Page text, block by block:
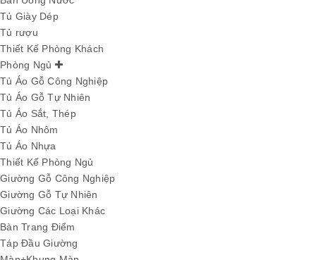
Tủ Giày Dép
Tủ rượu
Thiết Kế Phòng Khách
Phòng Ngủ
Tủ Áo Gỗ Công Nghiệp
Tủ Áo Gỗ Tự Nhiên
Tủ Áo Sắt, Thép
Tủ Áo Nhôm
Tủ Áo Nhựa
Thiết Kế Phòng Ngủ
Giường Gỗ Công Nghiệp
Giường Gỗ Tự Nhiên
Giường Các Loại Khác
Bàn Trang Điểm
Táp Đầu Giường